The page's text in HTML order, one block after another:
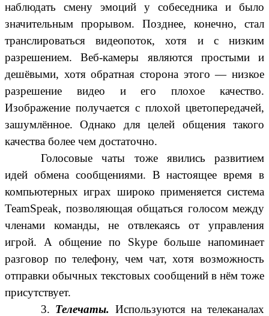
наблюдать смену эмоций у собеседника и было
значительным прорывом. Позднее, конечно, стал
транслироваться видеопоток, хотя и с низким
разрешением. Веб-камеры являются простыми и
дешёвыми, хотя обратная сторона этого — низкое
разрешение видео и его плохое качество.
Изображение получается с плохой цветопередачей,
зашумлённое. Однако для целей общения такого
качества более чем достаточно.
Голосовые чаты тоже явились развитием
идей обмена сообщениями. В настоящее время в
компьютерных играх широко применяется система
TeamSpeak, позволяющая общаться голосом между
членами команды, не отвлекаясь от управления
игрой. А общение по Skype больше напоминает
разговор по телефону, чем чат, хотя возможность
отправки обычных текстовых сообщений в нём тоже
присутствует.
3. Телечаты. Используются на телеканалах